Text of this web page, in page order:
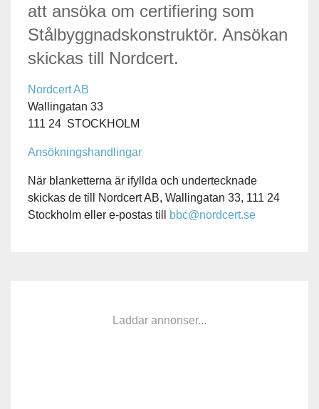
att ansöka om certifiering som
Stålbyggnadskonstruktör. Ansökan
skickas till Nordcert.
Nordcert AB
Wallingatan 33
111 24 STOCKHOLM
Ansökningshandlingar
När blanketterna är ifyllda och undertecknade
skickas de till Nordcert AB, Wallingatan 33, 111 24
Stockholm eller e-postas till
bbc@nordcert.se
Laddar annonser...